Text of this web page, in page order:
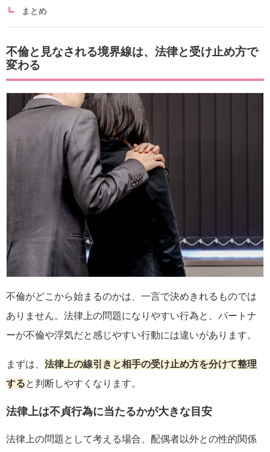
まとめ
不倫と見なされる境界線は、法律と受け止め方で
変わる
不倫がどこから始まるのかは、一言で決めきれるものでは
ありません。法律上の問題になりやすい行為と、パートナ
ーが不倫や浮気だと感じやすい行動には違いがあります。
まずは、 法律上の線引きと相手の受け止め方を分けて整理
すると判断しやすくなります。
法律上は不貞行為に当たるかが大きな目安
法律上の問題として考える場合、配偶者以外との性的関係